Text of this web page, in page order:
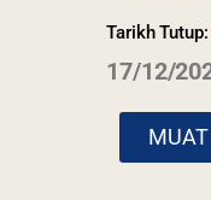
Tarikh Tutup:
17/12/
2022 © Jabatan
Kemajuan Orang